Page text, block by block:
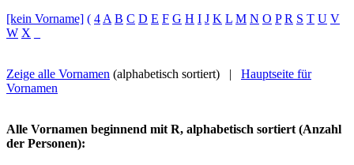
[kein Vorname] ( 4 A B C D E F G H I J K L M N O P R S T U V
W X
Zeige alle Vornamen (alphabetisch sortiert) | Hauptseite für
Vornamen
Alle Vornamen beginnend mit R, alphabetisch sortiert (Anzahl
der Personen):